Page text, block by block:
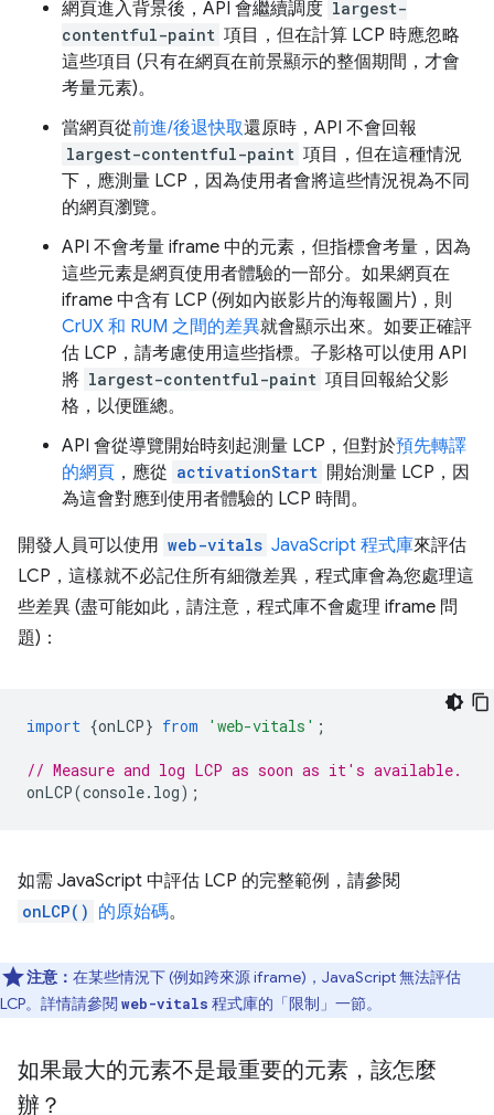
網頁進入背景後，API 會繼續調度 largest-
contentful-paint 項目，但在計算 LCP 時應忽略
這些項目 (只有在網頁在前景顯示的整個期間，才會
考量元素)。
當網頁從前進/後退快取還原時，API 不會回報
largest-contentful-paint 項目，但在這種情況
下，應測量 LCP，因為使用者會將這些情況視為不同
的網頁瀏覽。
API 不會考量 iframe 中的元素，但指標會考量，因為
這些元素是網頁使用者體驗的一部分。如果網頁在
iframe 中含有 LCP (例如內嵌影片的海報圖片)，則
CrUX 和 RUM 之間的差異就會顯示出來。如要正確評
估 LCP，請考慮使用這些指標。子影格可以使用 API
將 largest-contentful-paint 項目回報給父影
格，以便匯總。
API 會從導覽開始時刻起測量 LCP，但對於預先轉譯
的網頁 ，應從 activationStart 開始測量 LCP，因
為這會對應到使用者體驗的 LCP 時間。
開發人員可以使用 web-vitals JavaScript 程式庫來評估
LCP，這樣就不必記住所有細微差異，程式庫會為您處理這
些差異 (盡可能如此，請注意，程式庫不會處理 iframe 問
題)：
import {onLCP} from 'web-vitals' ;
// Measure and log LCP as soon as it's available.
onLCP(console. log);
如需 JavaScript 中評估 LCP 的完整範例，請參閱
onLCP() 的原始碼。
注意： 在某些情況下 (例如跨來源 iframe)，JavaScript 無法評估
LCP。詳情請參閱 web-vitals 程式庫的「限制」 一節。
如果最大的元素不是最重要的元素，該怎麼
辦？